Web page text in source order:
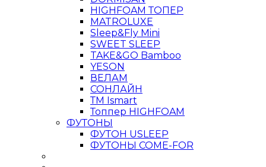
HIGHFOAM ТОПЕР
MATROLUXE
Sleep&Fly Mini
SWEET SLEEP
TAKE&GO Bamboo
YESON
ВЕЛАМ
СОНЛАЙН
ТМ Ismart
Топпер HIGHFOAM
ФУТОНЫ
ФУТОН USLEEP
ФУТОНЫ COME-FOR